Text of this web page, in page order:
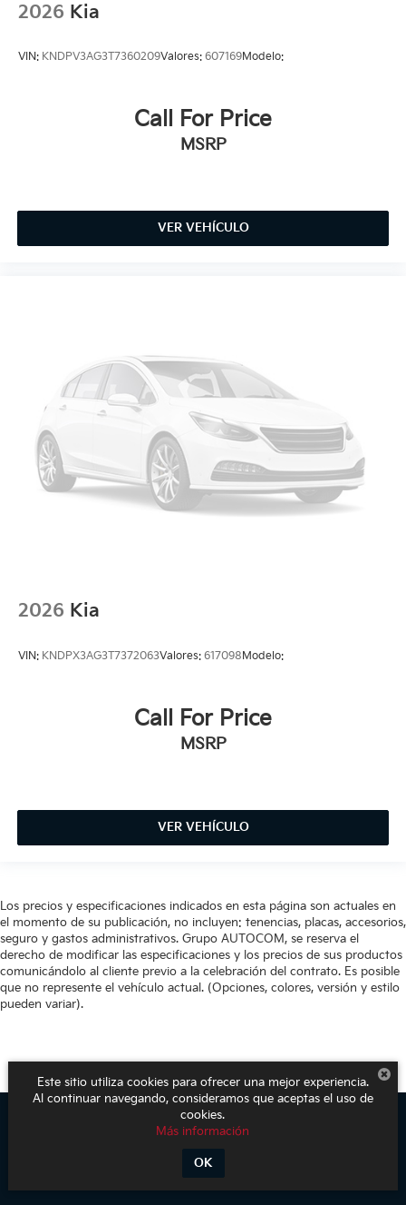
2026 Kia
VIN: KNDPV3AG3T7360209Valores: 607169Modelo:
Call For Price
MSRP
VER VEHÍCULO
2026 Kia
VIN: KNDPX3AG3T7372063Valores: 617098 Modelo:
Call For Price
MSRP
VER VEHÍCULO
Los precios y especificaciones indicados en esta página son actuales en
el momento de su publicación, no incluyen: tenencias, placas, accesorios,
seguro y gastos administrativos. Grupo AUTOCOM, se reserva el
derecho de modificar las especificaciones y los precios de sus productos
comunicándolo al cliente previo a la celebración del contrato. Es posible
que no represente el vehículo actual. (Opciones, colores, versión y estilo
pueden variar).
Blvd. Adolfo López Mateos 1816. El Mirador
37500| Ventas:
Este sitio utiliza cookies para ofrecer una mejor experiencia.
Al continuar navegando, consideramos que aceptas el uso de
cookies.
Más información
OK